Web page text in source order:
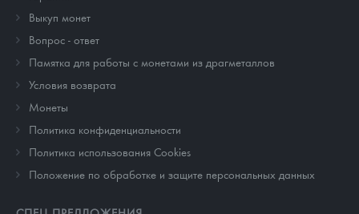
Выкуп монет
Вопрос - ответ
Памятка для работы с монетами из драгметаллов
Условия возврата
Монеты
Политика конфиденциальности
Политика использования Cookies
Положение по обработке и защите персональных данных